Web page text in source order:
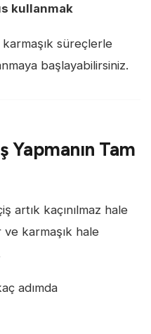
kullanmak
süreçlerle
başlayabilirsiniz.
Yapmanın Tam
artık kaçınılmaz hale
karmaşık hale
adımda